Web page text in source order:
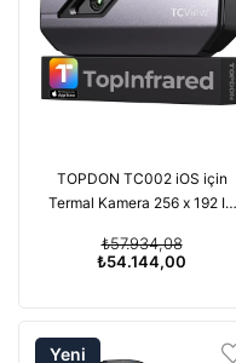
TOPDON TC002 iOS için
Termal Kamera 256 x 192 IR
₺54.144,00
₺57.934,08
Yeni